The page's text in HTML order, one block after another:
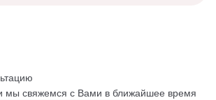
мы свяжемся с Вами в ближайшее время